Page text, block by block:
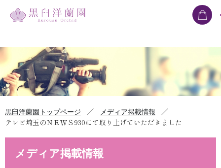
黒臼洋蘭園トップページ ／ メディア掲載情報
／
テレビ埼玉のＮＥＷＳ930にて取り上げていただきました
メディア掲載情報